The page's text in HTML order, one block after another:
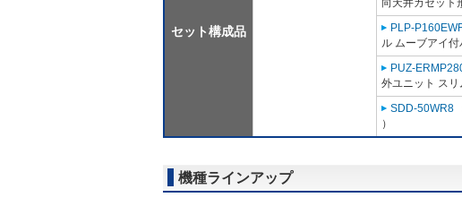
セット構成品
向天井カセット
PLP-
ル ムーブアイ付
PUZ-
外ユニット スリ
SDD-50WR8
）
機種ラインアップ